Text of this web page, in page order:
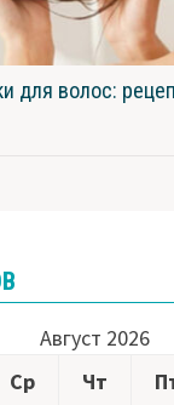
для волос:
Август 2026
Ср Чт